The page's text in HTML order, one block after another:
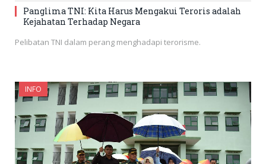
Panglima TNI: Kita Harus Mengakui Teroris adalah
Kejahatan Terhadap Negara
Pelibatan TNI dalam perang menghadapi terorisme.
INFO